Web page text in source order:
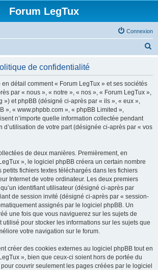
Forum LegTux
Connexion
de confidentialité
détail comment « Forum LegTux » et ses sociétés
par « nous », « notre », « nos », « Forum LegTux »,
») et phpBB (désigné ci-après par « ils », « eux »,
», « www.phpbb.com », « phpBB Limited »,
n’importe quelle information collectée pendant
d’utilisation de votre part (désignée ci-après par « vos
de deux manières. Premièrement, en
», le logiciel phpBB créera un certain nombre
petits fichiers textes téléchargés dans les fichiers
Internet de votre ordinateur. Les deux premiers
identifiant utilisateur (désigné ci-après par
de session invité (désigné ci-après par « session-
assignés par le logiciel phpBB. Un
une fois que vous naviguerez sur les sujets de
utilisé pour stocker les informations sur les sujets que
votre navigation sur le forum.
créer des cookies externes au logiciel phpBB tout en
», bien que ceux-ci soient hors de portée du
couvrir seulement les pages créées par le logiciel